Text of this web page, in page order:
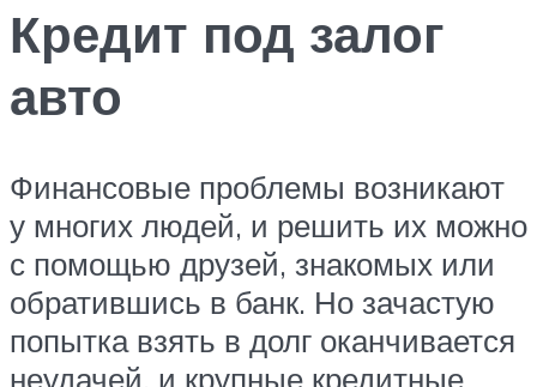
Кредит под залог
авто
Финансовые проблемы возникают
у многих людей, и решить их можно
с помощью друзей, знакомых или
обратившись в банк. Но зачастую
попытка взять в долг оканчивается
неудачей, и крупные кредитные